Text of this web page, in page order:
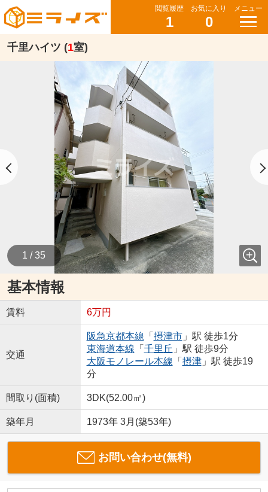
閲覧履歴
1
お気に入り
0
メニュー
千里ハイツ (1室)
1 / 35
基本情報
賃料 6万円
交通
阪急京都本線 「 摂津市」駅 徒歩1分
東海道本線 「 千里丘 」駅 徒歩9分
大阪モノレール本線 「 摂津」駅 徒歩19
分
間取り(面積) 3DK(52.00㎡)
築年月 1973年 3月(築53年)
お問い合わせ(無料)